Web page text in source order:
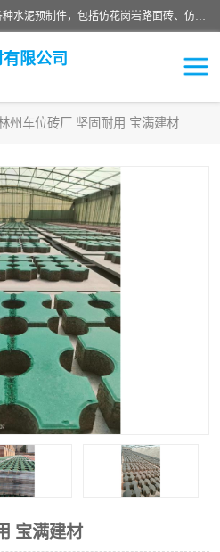
邯郸市宝满建材有限公司专业生产各种水泥预制件，包括仿花岗岩路面砖、仿花岗岩人行道砖、仿花岗岩路侧石、烧结砖、植草砖、码头砖连锁块、仿花岗岩路侧石、沙井盖、水泥盖板等各种水泥制品
限公司
州车位砖厂 坚固耐用 宝满建材
宝满建材
混凝土路沿石
便道砖
盲道砖
pc仿石砖